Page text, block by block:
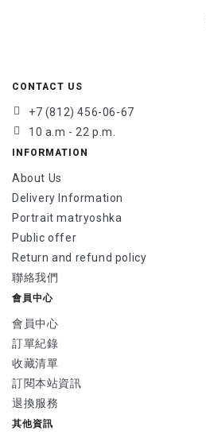
CONTACT US
+7 (812) 456-06-67
10 a.m - 22 p.m.
INFORMATION
About Us
Delivery Information
Portrait matryoshka
Public offer
Return and refund policy
聯絡我們
會員中心
會員中心
訂單紀錄
收藏清單
訂閱本站資訊
退換服務
其他資訊